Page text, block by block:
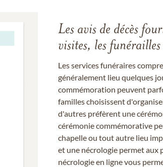
Les avis de décès
visites, les
Les services funéraires
généralement lieu quelques
commémoration peuvent
familles choisissent
d'autres préfèrent une
cérémonie commémorative
chapelle ou tout autre lieu
et une nécrologie permet aux
nécrologie en ligne vous